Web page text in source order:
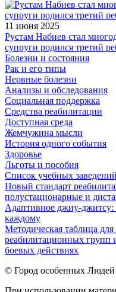
11 июня 2025
Рустам Набиев стал
супруги родился третий
Болезни и состояния
Рак и его типы
Нервные болезни
Анализы и обследования
Социальная поддержка
Средства реабилитации
Доступная среда
Жемчужина мысли
История одного события
Здоровье
Льготы и пособия
Список учебных заведений
Новый стандарт
полустационарные и
Адаптивное джиу-джитсу:
каждому
Методическая таблица
реабилитационных
боевых действиях
© Город особенных Людей